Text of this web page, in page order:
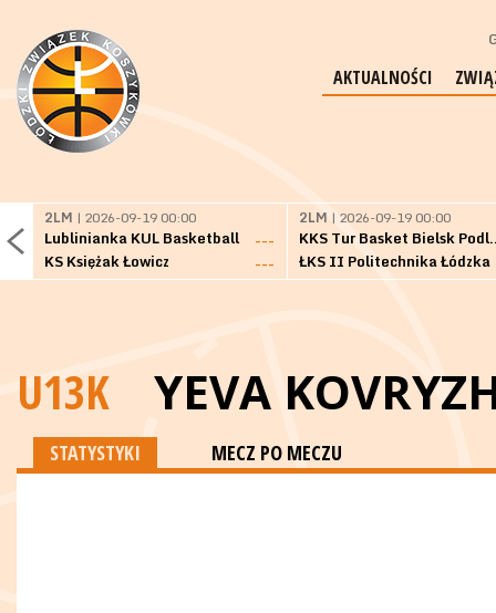
AKTUALNOŚCI
2LM | 2026-09-19 00:00
Lublinianka KUL Basketball
---
KS Księżak Łowicz
---
2LM | 2026-09-19 00:00
KKS Tur
ŁKS II Politechnika Łódzka
U13K YEVA
STATYSTYKI MECZ PO MECZU